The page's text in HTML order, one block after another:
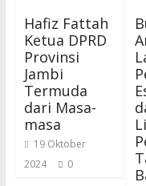
Hafiz Fattah
Ketua DPRD
Provinsi
Jambi
Termuda
dari Masa-
masa
19 Oktober
2024
0